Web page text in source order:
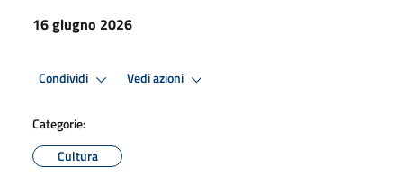
16 giugno 2026
Condividi Vedi azioni
Categorie:
Cultura